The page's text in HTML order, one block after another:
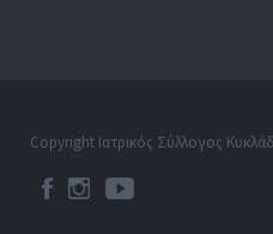
Copyright Ιατρικός Σύλλογος